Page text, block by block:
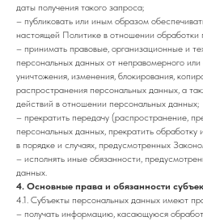
даты получения такого запроса;
– публиковать или иным образом
настоящей Политике в отношении обработки
– принимать правовые, организационные и
персональных данных от неправомерного или
уничтожения, изменения, блокирования,
распространения персональных данных, а
действий в отношении персональных данных;
– прекратить передачу (распространение,
персональных данных, прекратить
в порядке и случаях, предусмотренных
– исполнять иные обязанности,
данных.
4. Основные права и обязанности
4.1. Субъекты персональных данных имеют
– получать информацию, касающуюся